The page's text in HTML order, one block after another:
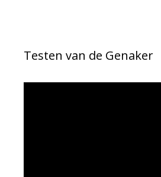
Testen van de Genaker